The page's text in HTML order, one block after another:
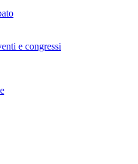
e congressi